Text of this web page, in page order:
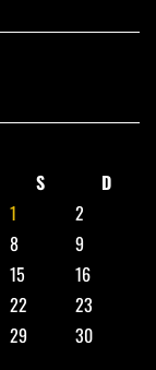
S
D
1
2
8
9
15
16
22
23
29
30